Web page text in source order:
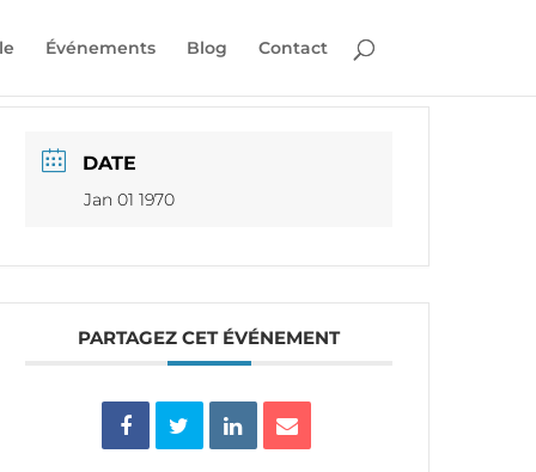
Événements Blog Contact
DATE
Jan 01 1970
PARTAGEZ CET ÉVÉNEMENT